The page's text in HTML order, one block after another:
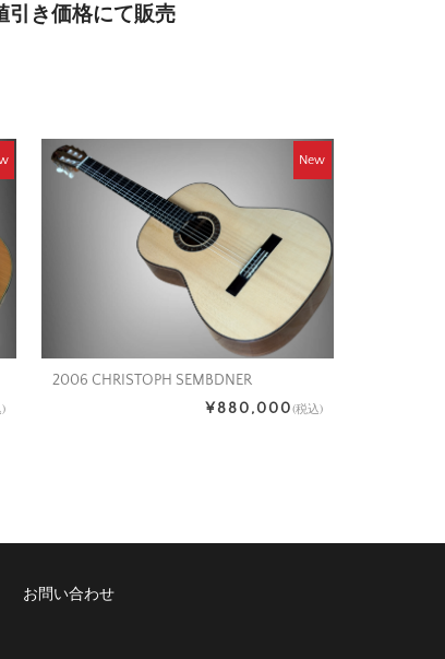
き価格にて販売
)
New
2006 CHRISTOPH SEMBDNER
¥880,000(税込)
お問い合わせ